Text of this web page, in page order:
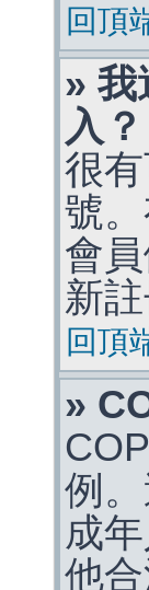
回頂
» 我
入？
很
號
會
新
回頂
»
例
成
他